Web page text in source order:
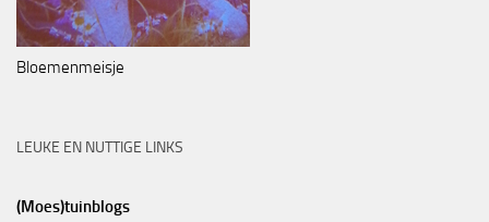
Bloemenmeisje
LEUKE EN NUTTIGE LINKS
(Moes)tuinblogs